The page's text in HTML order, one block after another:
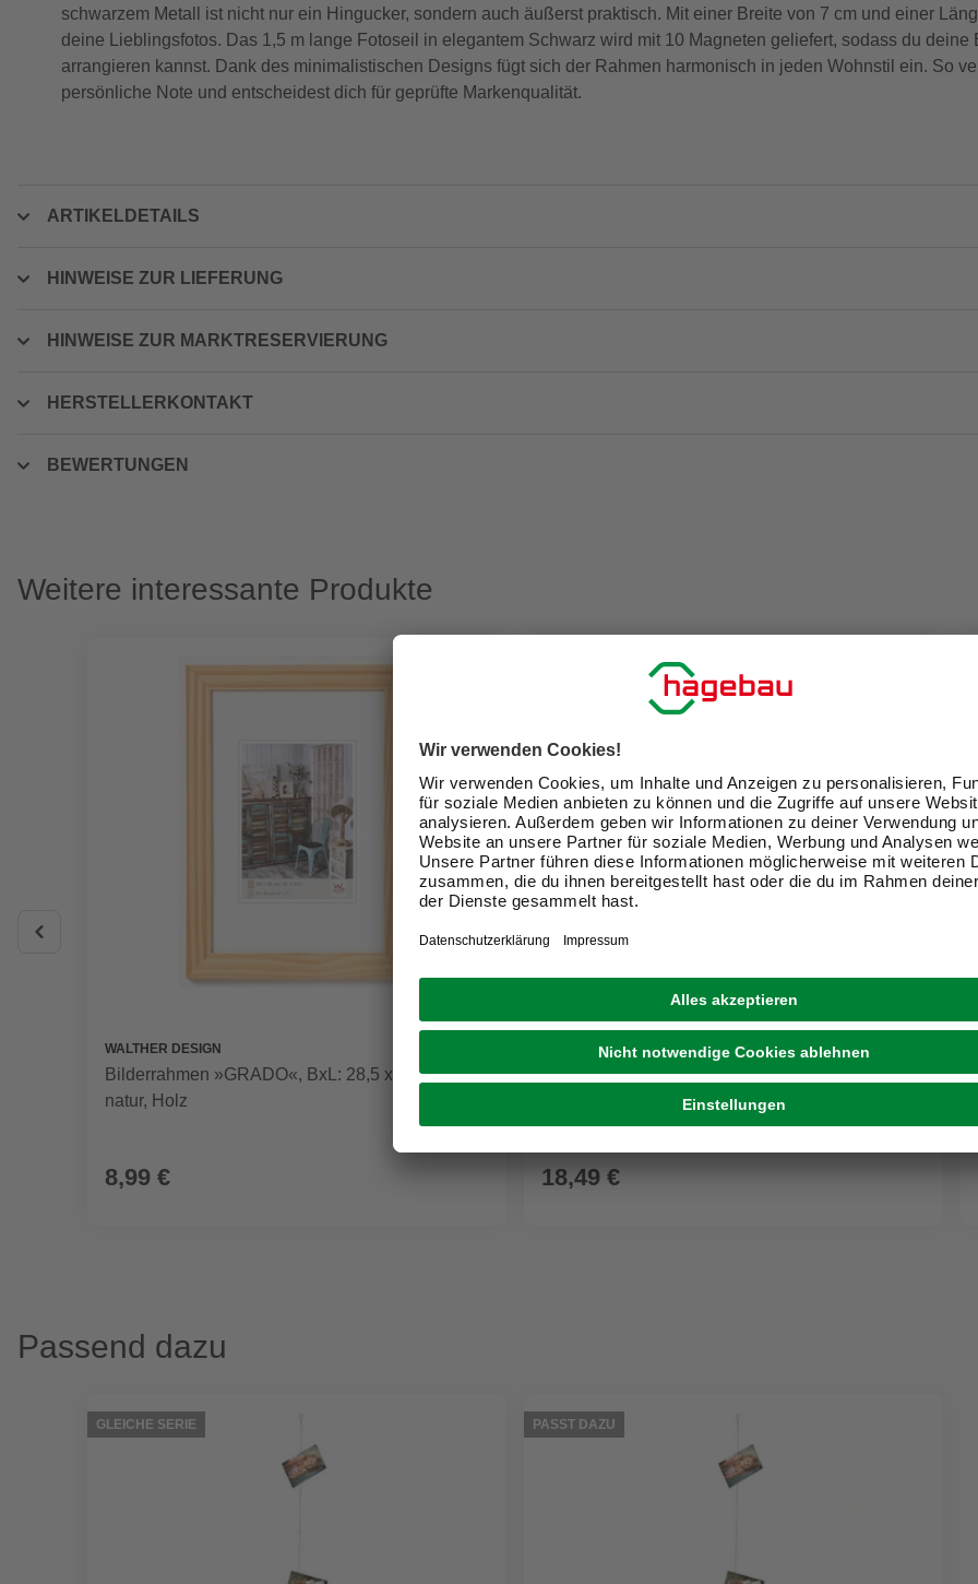
schwarzem Metall ist nicht nur ein Hingucker, sondern auch äußerst praktisch. Mit einer Breite von 7 cm und einer
deine Lieblingsfotos. Das 1,5 m lange Fotoseil in elegantem Schwarz wird mit 10 Magneten geliefert, sodass du deine
arrangieren kannst. Dank des minimalistischen Designs fügt sich der Rahmen harmonisch in jeden Wohnstil ein. So
persönliche Note und entscheidest dich für geprüfte Markenqualität.
ARTIKELDETAILS
HINWEISE ZUR LIEFERUNG
HINWEISE ZUR MARKTRESERVIERUNG
HERSTELLERKONTAKT
BEWERTUNGEN
Weitere interessante Produkte
WALTHER DESIGN
Bilderrahmen »GRADO«, BxL: 28,5 x 34,6 cm,
natur, Holz
8,99 €
WALTHER DESIGN
Bilderrahmen »NEW LIFESTYLE«, BxL: 51,1 x
60,9 cm, silberfarben, Kunststoff
18,49 €
Passend dazu
GLEICHE SERIE PASST DAZU